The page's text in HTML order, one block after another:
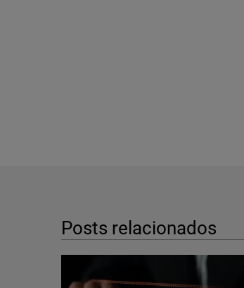
Posts relacionados